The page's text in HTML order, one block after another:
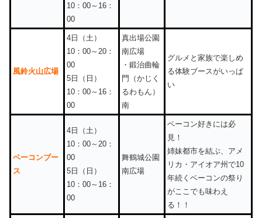
10：00～16：
00
風鈴火山広場
4日（土）
10：00～20：
00
5日（日）
10：00～16：
00
真出場公園
南広場
・鍛治曲輪
門（かじく
るわもん）
南
グルメと家族で楽しめ
る体験ブースがいっぱ
い
ベーコンブー
ス
4日（土）
10：00～20：
00
5日（日）
10：00～16：
00
舞鶴城公園
南広場
ベーコン好きには必
見！
姉妹都市を結ぶ、アメ
リカ・アイオア州で10
年続くベーコンの祭り
がここでも味わえ
る！！